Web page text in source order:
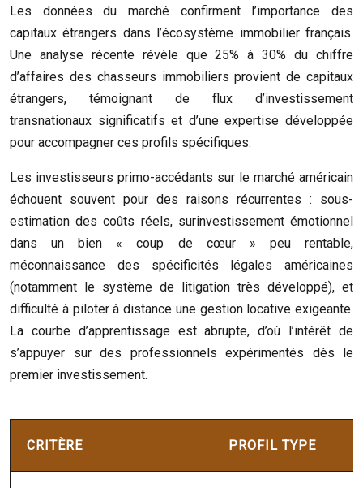
Les données du marché confirment l’importance des
capitaux étrangers dans l’écosystème immobilier français.
Une analyse récente révèle que 25% à 30% du chiffre
d’affaires des chasseurs immobiliers provient de capitaux
étrangers, témoignant de flux d’investissement
transnationaux significatifs et d’une expertise développée
pour accompagner ces profils spécifiques.
Les investisseurs primo-accédants sur le marché américain
échouent souvent pour des raisons récurrentes : sous-
estimation des coûts réels, surinvestissement émotionnel
dans un bien « coup de cœur » peu rentable,
méconnaissance des spécificités légales américaines
(notamment le système de litigation très développé), et
difficulté à piloter à distance une gestion locative exigeante.
La courbe d’apprentissage est abrupte, d’où l’intérêt de
s’appuyer sur des professionnels expérimentés dès le
premier investissement.
CRITÈRE PROFIL TYPE